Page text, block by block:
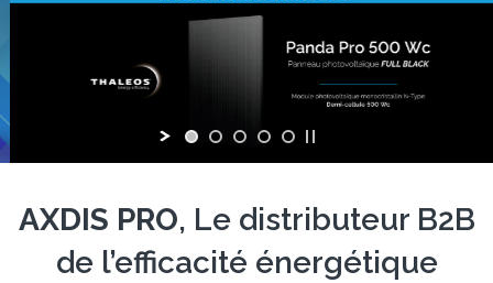
AXDIS PRO, Le distributeur B2B
de l’efficacité énergétique